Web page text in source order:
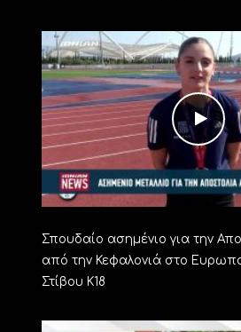
Σπουδαίο ασημένιο για την
από την Κεφαλονιά στο
Στίβου Κ18